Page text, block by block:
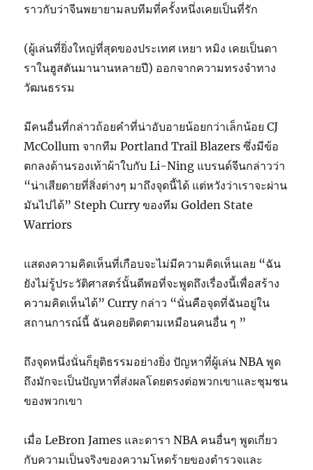
ราวกับว่าจีนพยายามลบทีมที่ครั้งหนึ่งเคยเป็นที่รัก
(ผู้เล่นที่ยิ่งใหญ่ที่สุดของประเทศ เหยา หมิง เคยเป็นดา
ราในฮูสตันมานานหลายปี) ออกจากความทรงจำทาง
วัฒนธรรม
มีคนอื่นที่กล่าวถ้อยคำที่น่าอับอายน้อยกว่าเล็กน้อย CJ
McCollum จากทีม Portland Trail Blazers ซึ่งมีข้อ
ตกลงด้านรองเท้าผ้าใบกับ Li-Ning แบรนด์จีนกล่าวว่า
“น่าเสียดายที่สิ่งต่างๆ มาถึงจุดนี้ได้ แต่หวังว่าเราจะผ่าน
มันไปได้” Steph Curry ของทีม Golden State
Warriors
แสดงความคิดเห็นที่เกือบจะไม่มีความคิดเห็นเลย “ฉัน
ยังไม่รู้ประวัติศาสตร์นั้นดีพอที่จะพูดถึงเรื่องนี้เพื่อสร้าง
ความคิดเห็นได้” Curry กล่าว “นั่นคือจุดที่ฉันอยู่ใน
สถานการณ์นี้ ฉันคอยติดตามเหมือนคนอื่น ๆ ”
ถึงจุดหนึ่งนั่นก็ยุติธรรมอย่างยิ่ง ปัญหาที่ผู้เล่น NBA พูด
ถึงมักจะเป็นปัญหาที่ส่งผลโดยตรงต่อพวกเขาและชุมชน
ของพวกเขา
เมื่อ LeBron James และดารา NBA คนอื่นๆ พูดเกี่ยว
กับความเป็นจริงของความโหดร้ายของตำรวจและ